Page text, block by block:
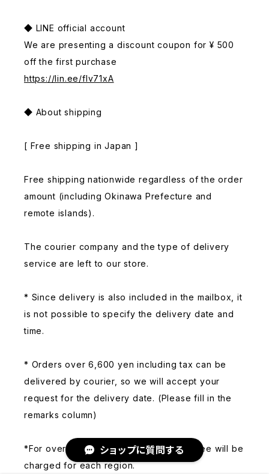
ショップに質問する
◆ LINE official account
We are presenting a discount coupon for ¥ 500
off the first purchase
https://lin.ee/fIv71xA
◆ About shipping
[ Free shipping in Japan ]
Free shipping nationwide regardless of the order
amount (including Okinawa Prefecture and
remote islands).
The courier company and the type of delivery
service are left to our store.
* Since delivery is also included in the mailbox, it
is not possible to specify the delivery date and
time.
* Orders over 6,600 yen including tax can be
delivered by courier, so we will accept your
request for the delivery date. (Please fill in the
remarks column)
*For overseas shipment, EMS shipping fee will be
charged for each region.